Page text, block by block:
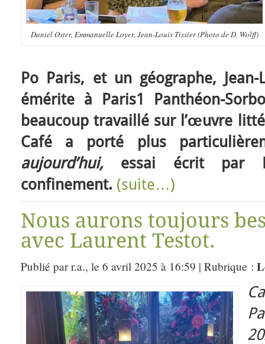
Daniel Oster, Emmanuelle Loyer, Jean-Louis Tissier (Photo de D. Wolff)
Po Paris, et un géographe,
émérite à Paris1 Panthéon-
beaucoup travaillé sur l’œuvre
Café a porté plus
aujourd’hui, essai écrit par
confinement. (suite…)
Nous aurons toujours
avec Laurent Testot.
Publié par r.a., le 6 avril 2025 à 16:59 | Rubrique :